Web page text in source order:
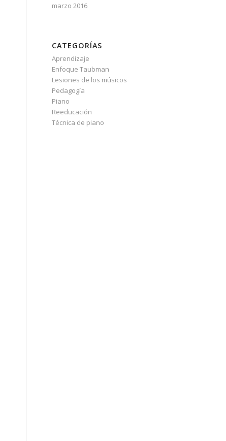
marzo 2016
CATEGORÍAS
Aprendizaje
Enfoque Taubman
Lesiones de los músicos
Pedagogía
Piano
Reeducación
Técnica de piano